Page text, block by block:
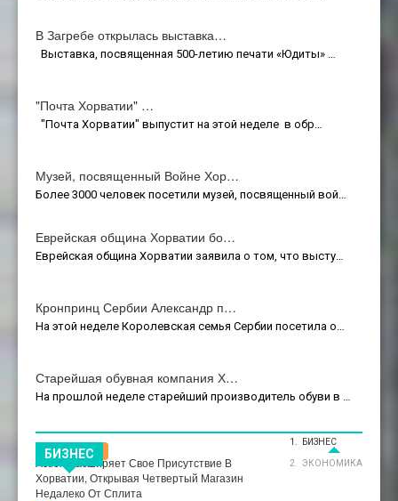
В Загребе открылась выставка…
Выставка, посвященная 500-летию печати «Юдиты» …
"Почта Хорватии" …
"Почта Хорватии" выпустит на этой неделе в обр…
Музей, посвященный Войне Хор…
Более 3000 человек посетили музей, посвященный вой…
Еврейская община Хорватии бо…
Еврейская община Хорватии заявила о том, что высту…
Кронпринц Сербии Александр п…
На этой неделе Королевская семья Сербии посетила о…
Старейшая обувная компания Х…
На прошлой неделе старейший производитель обуви в …
БИЗНЕС
БИЗНЕС
ЭКОНОМИКА
Action Расширяет Свое Присутствие В
Хорватии, Открывая Четвертый Магазин
Недалеко От Сплита
Бизнес